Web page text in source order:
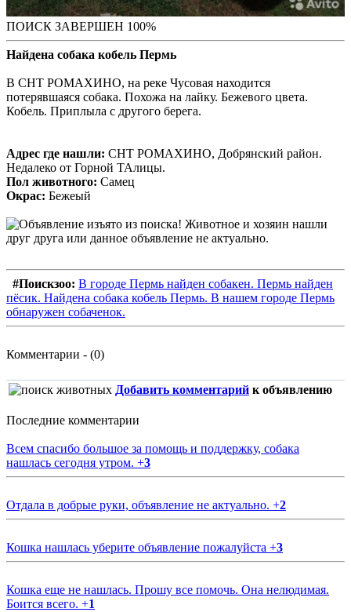
ПОИСК ЗАВЕРШЕН 100%
Найдена собака кобель Пермь
В СНТ РОМАХИНО, на реке Чусовая находится
потерявшаяся собака. Похожа на лайку. Бежевого цвета.
Кобель. Приплыла с другого берега.
Адрес где нашли: СНТ РОМАХИНО, Добрянский район.
Недалеко от Горной ТАлицы.
Пол животного: Самец
Окрас: Бежеый
#Поискзоо: В городе Пермь найден собакен. Пермь найден
пёсик. Найдена собака кобель Пермь. В нашем городе Пермь
обнаружен собаченок.
Комментарии - (0)
Добавить комментарий к объявлению
Последние комментарии
Всем спасибо большое за помощь и поддержку, собака
нашлась сегодня утром. +3
Отдала в добрые руки, объявление не актуально. +2
Кошка нашлась уберите объявление пожалуйста +3
Кошка еще не нашлась. Прошу все помочь. Она нелюдимая.
Боится всего. +1